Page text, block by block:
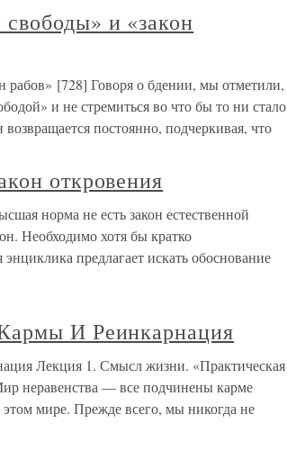
и «закон
рабов» [728] Говоря о бдении, мы отметили,
и не стремиться во что бы то ни стало
постоянно, подчеркивая, что
откровения
норма не есть закон естественной
Необходимо хотя бы кратко
энциклика предлагает искать обоснование
И Реинкарнация
Лекция 1. Смысл жизни. «Практическая
неравенства — все подчинены карме
мире. Прежде всего, мы никогда не